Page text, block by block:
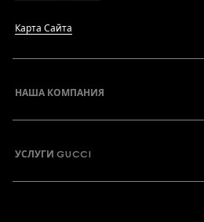
Карта Сайта
НАША КОМПАНИЯ
УСЛУГИ GUCCI